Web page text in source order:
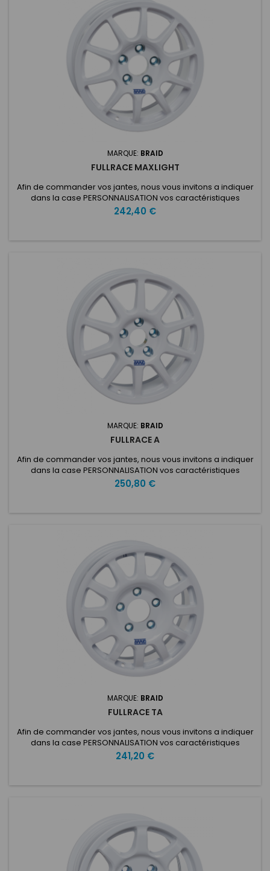
MARQUE: BRAID
FULLRACE MAXLIGHT
Afin de commander vos jantes, nous vous invitons a indiquer
dans la case PERSONNALISATION vos caractéristiques
voulues: ET: Nombre de trous: Entraxe: Type de voiture:
Diamètre du moyeu: Fullrace Maxlight 7X15Fabriqué avec la
Prix
242,40 €
MARQUE: BRAID
FULLRACE A
Afin de commander vos jantes, nous vous invitons a indiquer
dans la case PERSONNALISATION vos caractéristiques
voulues: ET: Nombre de trous: Entraxe: Type de voiture:
Diamètre du moyeu: Fullrace A Fabriqué avec la technologie
Prix
250,80 €
MARQUE: BRAID
FULLRACE TA
Afin de commander vos jantes, nous vous invitons a indiquer
dans la case PERSONNALISATION vos caractéristiques
voulues: ET: Nombre de trous: Entraxe: Type de voiture:
Diamètre du moyeu: Fullrace TA 6-6,5-7X15Fabriquée avec la
Prix
241,20 €